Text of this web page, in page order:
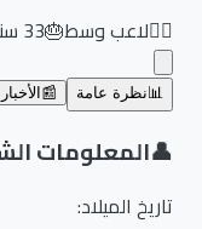
لاعب وسط🎂
33سنة
نظرة عامة 📰 الأخبار
المعلومات
تاريخ الميلاد: